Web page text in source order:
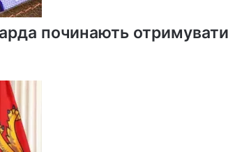
починають отримувати